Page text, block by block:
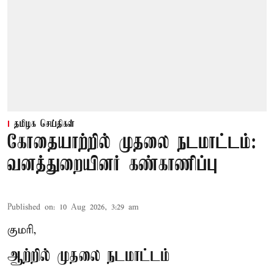
தமிழக செய்திகள்
கோதையாற்றில் முதலை நடமாட்டம்:
வனத்துறையினர் கண்காணிப்பு
Published on: 10 Aug 2026, 3:29 am
குமரி,
ஆற்றில் முதலை நடமாட்டம்